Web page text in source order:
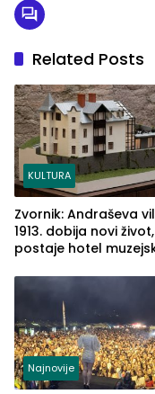
Related Posts
KULTURA
Zvornik: Andraševa
1913. dobija novi život,
postaje hotel
Najnovije